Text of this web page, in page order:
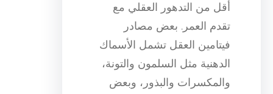
أقل من التدهور العقلي مع
تقدم العمر. بعض مصادر
فيتامين العقل تشمل الأسماك
الدهنية مثل السلمون والتونة،
والمكسرات والبذور، وبعض